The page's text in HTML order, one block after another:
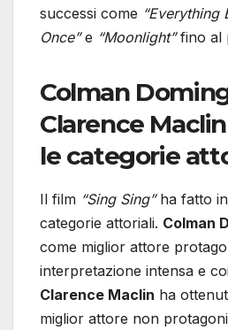
successi come “Everything
Once”e “Moonlight”fino al
Colman
Clarence
le categorie
Il film “Sing Sing”ha fatto
categorie attoriali. Colman
come miglior attore
interpretazione intensa e
Clarence Maclin ha
miglior attore non